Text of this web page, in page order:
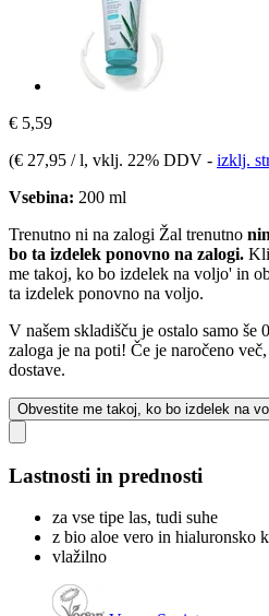
€ 5,59
(€ 27,95 / l, vklj. 22% DDV - izklj.
Vsebina: 200 ml
Trenutno ni na zalogi Žal trenutno
bo ta izdelek ponovno na zalogi.
me takoj, ko bo izdelek na voljo' in
ta izdelek ponovno na voljo.
V našem skladišču je ostalo samo še
zaloga je na poti! Če je naročeno
dostave.
Obvestite me takoj, ko bo izdelek na
Lastnosti in prednosti
za vse tipe las, tudi suhe
z bio aloe vero in hialuronsko
vlažilno